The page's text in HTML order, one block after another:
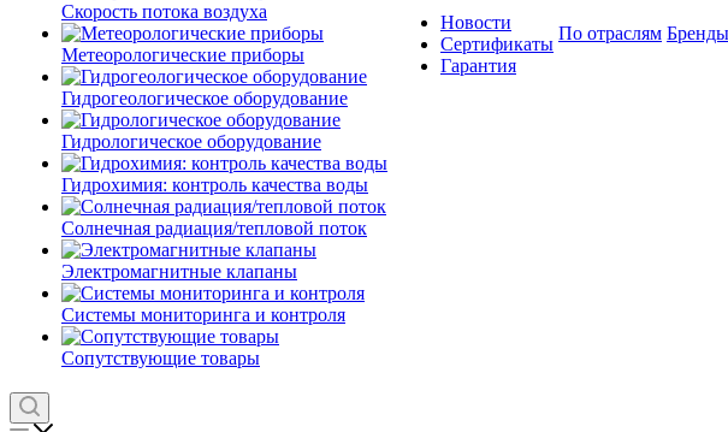
Скорость потока воздуха
Метеорологические приборы
Гидрогеологическое оборудование
Гидрологическое оборудование
Гидрохимия: контроль качества воды
Солнечная радиация/тепловой поток
Электромагнитные клапаны
Системы мониторинга и контроля
Сопутствующие товары
Новости
Сертификаты
Гарантия
По отраслям Бренды